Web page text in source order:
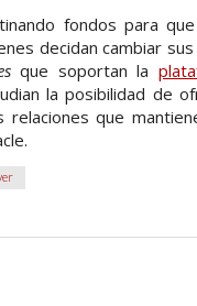
fondos para
decidan cambiar
que soportan la
la posibilidad de
que